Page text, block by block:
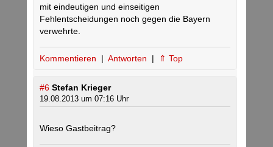
mit eindeutigen und einseitigen
Fehlentscheidungen noch gegen die Bayern
verwehrte.
Kommentieren | Antworten | ⇑ Top
#6 Stefan Krieger
19.08.2013 um 07:16 Uhr
Wieso Gastbeitrag?